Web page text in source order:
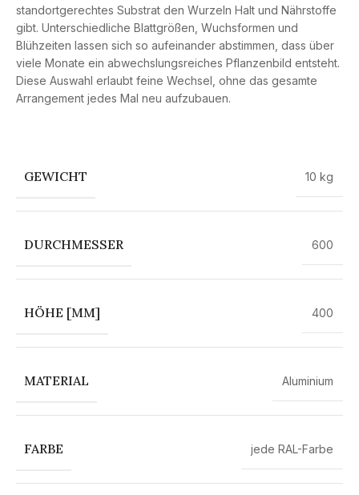
standortgerechtes Substrat den Wurzeln Halt und Nährstoffe
gibt. Unterschiedliche Blattgrößen, Wuchsformen und
Blühzeiten lassen sich so aufeinander abstimmen, dass über
viele Monate ein abwechslungsreiches Pflanzenbild entsteht.
Diese Auswahl erlaubt feine Wechsel, ohne das gesamte
Arrangement jedes Mal neu aufzubauen.
GEWICHT 10 kg
DURCHMESSER 600
HÖHE [MM] 400
MATERIAL Aluminium
FARBE jede RAL-Farbe